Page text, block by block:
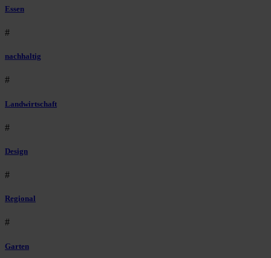
Essen
#
nachhaltig
#
Landwirtschaft
#
Design
#
Regional
#
Garten